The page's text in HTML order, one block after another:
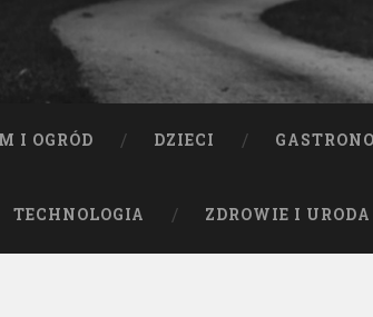
I OGRÓD DZIECI
TECHNOLOGIA ZDROWIE I URODA